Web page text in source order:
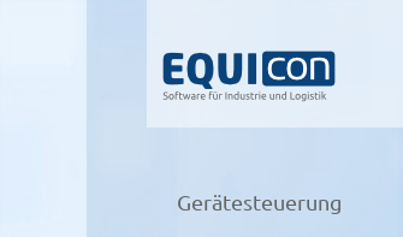
Gerätesteuerung